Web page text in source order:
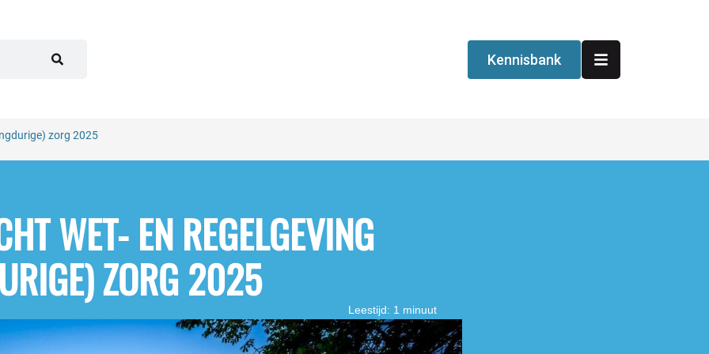
Kennisbank
zorg 2025
WET- EN REGELGEVING
ZORG 2025
Leestijd: 1 minuut